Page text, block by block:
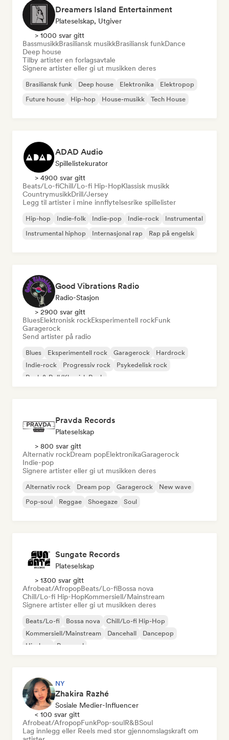
Dreamers Island Entertainment
Plateselskap, Utgiver
> 1000 svar gitt
BassmusikkBrasiliansk musikkBrasiliansk funkDance
Deep house
Tilby artister en forlagsavtale
Signere artister eller gi ut musikken deres
Brasiliansk funk Deep house Elektronika
Elektropop
Future house
Hip-hop House-musikk Tech House
ADAD Audio
Spillelistekurator
> 4900 svar gitt
Beats/Lo-fiChill/Lo-fi Hip-HopKlassisk musikk
CountrymusikkDrill/Jersey
Legg til artister i mine innflytelsesrike spillelister
Hip-hop Indie-folk Indie-pop Indie-rock
Instrumental
Instrumental hiphop
Internasjonal rap Rap på engelsk
Good Vibrations Radio
Radio-Stasjon
> 2900 svar gitt
BluesElektronisk rockEksperimentell rockFunk
Garagerock
Send artister på radio
Blues Eksperimentell rock Garagerock
Hardrock
Indie-rock
Progressiv rock
Psykedelisk rock
Rock & Roll/Klassisk Rock
Pravda Records
Plateselskap
> 800 svar gitt
Alternativ rockDream popElektronikaGaragerock
Indie-pop
Signere artister eller gi ut musikken deres
Alternativ rock Dream pop Garagerock
New wave
Pop-soul
Reggae Shoegaze Soul
Sungate Records
Plateselskap
> 1300 svar gitt
Afrobeat/AfropopBeats/Lo-fiBossa nova
Chill/Lo-fi Hip-HopKommersiell/Mainstream
Signere artister eller gi ut musikken deres
Beats/Lo-fi Bossa nova
Chill/Lo-fi Hip-Hop
Kommersiell/Mainstream
Dancehall
Dancepop
Hip-hop
Pop-soul
NY
Zhakira Razhé
Sosiale Medier-Influencer
< 100 svar gitt
Afrobeat/AfropopFunkPop-soulR&BSoul
Lag innlegg eller Reels med stor gjennomslagskraft om